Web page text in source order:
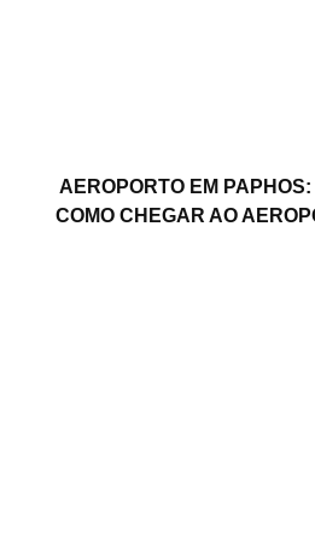
AEROPORTO EM
COMO CHEGAR AO